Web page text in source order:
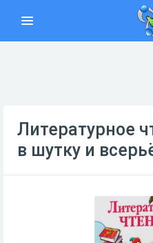
Литературное
в шутку и